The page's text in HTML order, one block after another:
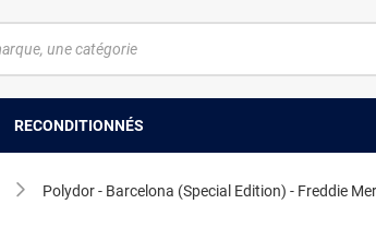
RECONDITIONNÉS
Polydor - Barcelona (Special Edition) - Freddie